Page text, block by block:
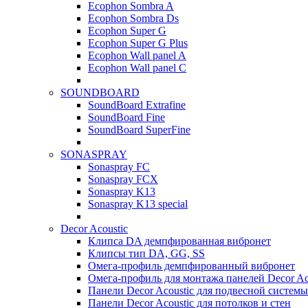
Ecophon Sombra A
Ecophon Sombra Ds
Ecophon Super G
Ecophon Super G Plus
Ecophon Wall panel A
Ecophon Wall panel C
SOUNDBOARD
SoundBoard Extrafine
SoundBoard Fine
SoundBoard SuperFine
SONASPRAY
Sonaspray FC
Sonaspray FCX
Sonaspray K13
Sonaspray K13 special
Decor Acoustic
Клипса DA демпфированная вибронет
Клипсы тип DA, GG, SS
Омега-профиль демпфированный вибронет
Омега-профиль для монтажа панелей Decor
Панели Decor Acoustic для подвесной системы
Панели Decor Acoustic для потолков и стен